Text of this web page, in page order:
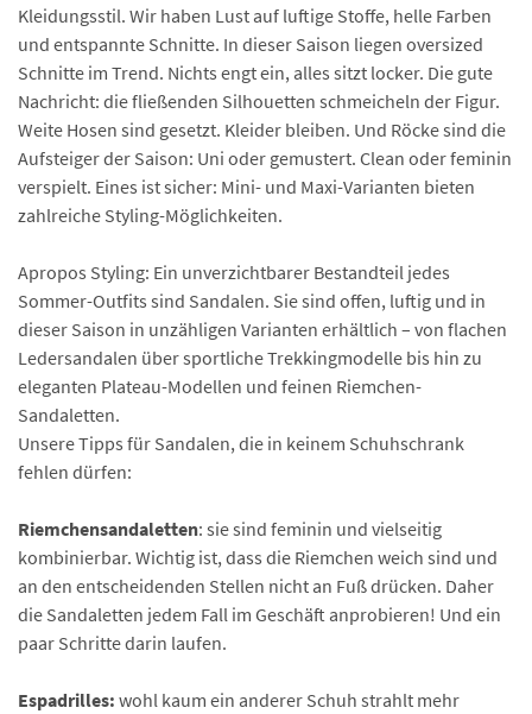
Kleidungsstil. Wir haben Lust auf luftige Stoffe, helle Farben
und entspannte Schnitte. In dieser Saison liegen oversized
Schnitte im Trend. Nichts engt ein, alles sitzt locker. Die gute
Nachricht: die fließenden Silhouetten schmeicheln der Figur.
Weite Hosen sind gesetzt. Kleider bleiben. Und Röcke sind die
Aufsteiger der Saison: Uni oder gemustert. Clean oder feminin
verspielt. Eines ist sicher: Mini- und Maxi-Varianten bieten
zahlreiche Styling-Möglichkeiten.
Apropos Styling: Ein unverzichtbarer Bestandteil jedes
Sommer-Outfits sind Sandalen. Sie sind offen, luftig und in
dieser Saison in unzähligen Varianten erhältlich – von flachen
Ledersandalen über sportliche Trekkingmodelle bis hin zu
eleganten Plateau-Modellen und feinen Riemchen-
Sandaletten.
Unsere Tipps für Sandalen, die in keinem Schuhschrank
fehlen dürfen:
Riemchensandaletten: sie sind feminin und vielseitig
kombinierbar. Wichtig ist, dass die Riemchen weich sind und
an den entscheidenden Stellen nicht an Fuß drücken. Daher
die Sandaletten jedem Fall im Geschäft anprobieren! Und ein
paar Schritte darin laufen.
Espadrilles: wohl kaum ein anderer Schuh strahlt mehr